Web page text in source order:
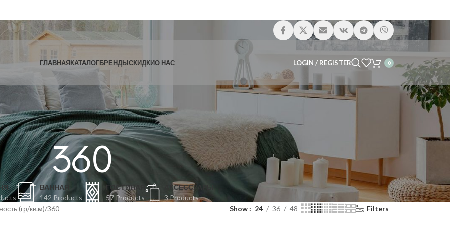
ГЛАВНАЯКАТАЛОГБРЕНДЫСКИДКИО НАС LOGIN / REGISTER 0
360
ВАННАЯ
142 Products
ГОСТИНАЯ
57 Products
АКСЕССУАРЫ
3 Products
(гр/кв.м) 360 Show 24 36 48 Filters